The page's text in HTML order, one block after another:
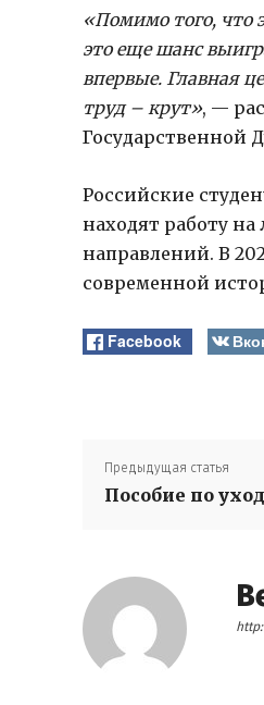
«Помимо того, что
это еще шанс
впервые. Главная
труд – крут», —
Государственной
Российские
находят работу на
направлений. В
современной
Facebook
Предыдущая статья
Пособие по